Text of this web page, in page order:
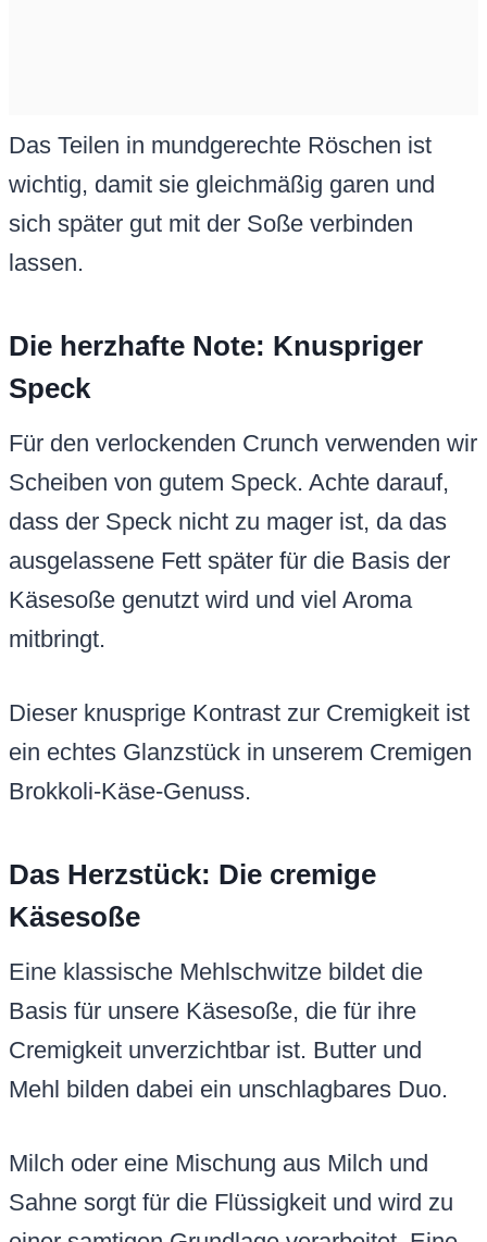
Das Teilen in mundgerechte Röschen ist
wichtig, damit sie gleichmäßig garen und
sich später gut mit der Soße verbinden
lassen.
Die herzhafte Note: Knuspriger
Speck
Für den verlockenden Crunch verwenden wir
Scheiben von gutem Speck. Achte darauf,
dass der Speck nicht zu mager ist, da das
ausgelassene Fett später für die Basis der
Käsesoße genutzt wird und viel Aroma
mitbringt.
Dieser knusprige Kontrast zur Cremigkeit ist
ein echtes Glanzstück in unserem Cremigen
Brokkoli-Käse-Genuss.
Das Herzstück: Die cremige
Käsesoße
Eine klassische Mehlschwitze bildet die
Basis für unsere Käsesoße, die für ihre
Cremigkeit unverzichtbar ist. Butter und
Mehl bilden dabei ein unschlagbares Duo.
Milch oder eine Mischung aus Milch und
Sahne sorgt für die Flüssigkeit und wird zu